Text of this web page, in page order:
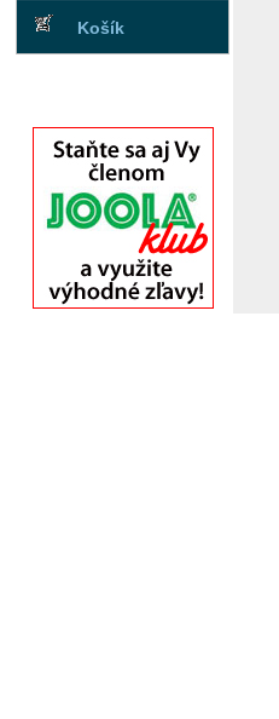
Košík